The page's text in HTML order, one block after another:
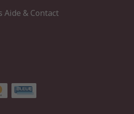
Aide & Contact